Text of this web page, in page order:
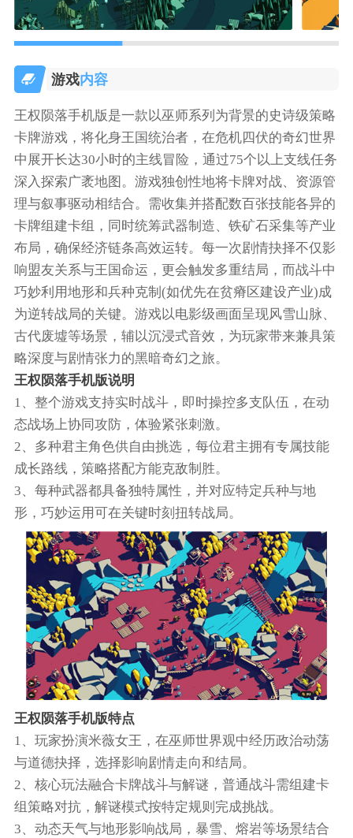
游戏内容
王权陨落手机版是一款以巫师系列为背景的史诗级策略
卡牌游戏，将化身王国统治者，在危机四伏的奇幻世界
中展开长达30小时的主线冒险，通过75个以上支线任务
深入探索广袤地图。游戏独创性地将卡牌对战、资源管
理与叙事驱动相结合。需收集并搭配数百张技能各异的
卡牌组建卡组，同时统筹武器制造、铁矿石采集等产业
布局，确保经济链条高效运转。每一次剧情抉择不仅影
响盟友关系与王国命运，更会触发多重结局，而战斗中
巧妙利用地形和兵种克制(如优先在贫瘠区建设产业)成
为逆转战局的关键。游戏以电影级画面呈现风雪山脉、
古代废墟等场景，辅以沉浸式音效，为玩家带来兼具策
略深度与剧情张力的黑暗奇幻之旅。
王权陨落手机版说明
1、整个游戏支持实时战斗，即时操控多支队伍，在动
态战场上协同攻防，体验紧张刺激。
2、多种君主角色供自由挑选，每位君主拥有专属技能
成长路线，策略搭配方能克敌制胜。
3、每种武器都具备独特属性，并对应特定兵种与地
形，巧妙运用可在关键时刻扭转战局。
王权陨落手机版特点
1、玩家扮演米薇女王，在巫师世界观中经历政治动荡
与道德抉择，选择影响剧情走向和结局。
2、核心玩法融合卡牌战斗与解谜，普通战斗需组建卡
组策略对抗，解谜模式按特定规则完成挑战。
3、动态天气与地形影响战局，暴雪、熔岩等场景结合